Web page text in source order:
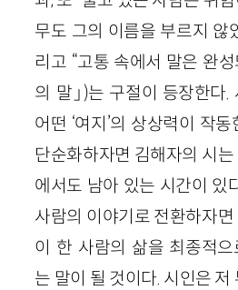
무도 그의 이름을 부르지 않
리고 “고통 속에서 말은 완성
의 말」)는 구절이 등장한다
어떤 ‘여지’의 상상력이 작
단순화하자면 김해자의 시
에서도 남아 있는 시간이 있
사람의 이야기로 전환하자
이 한 사람의 삶을 최종적
는 말이 될 것이다. 시인은 저